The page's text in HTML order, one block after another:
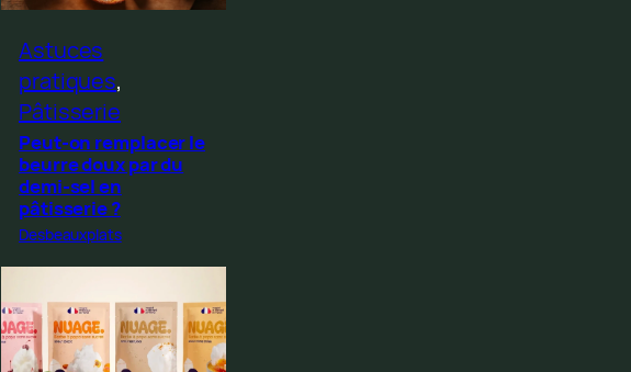
Astuces
pratiques
Pâtisserie
Peut-on remplacer le
beurre doux par du
demi-sel en
pâtisserie ?
Desbeauxplats